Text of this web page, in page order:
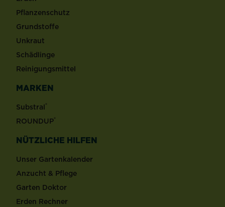
Pflanzenschutz
Grundstoffe
Unkraut
Schädlinge
Reinigungsmittel
MARKEN
Substral®
ROUNDUP®
NÜTZLICHE HILFEN
Unser Gartenkalender
Anzucht & Pflege
Garten Doktor
Erden Rechner